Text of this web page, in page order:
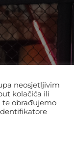
neosjetljivim
kolačića ili
te obrađujemo